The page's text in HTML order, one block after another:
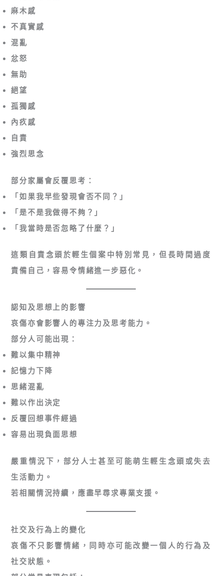
麻木感
不真實感
混亂
忿怒
無助
絕望
孤獨感
內疚感
自責
強烈思念
部分家屬會反覆思考：
「如果我早些發現會否不同？」
「是不是我做得不夠？」
「我當時是否忽略了什麼？」
這類自責念頭於輕生個案中特別常見，但長時間過度
責備自己，容易令情緒進一步惡化。
認知及思想上的影響
哀傷亦會影響人的專注力及思考能力。
部分人可能出現：
難以集中精神
記憶力下降
思緒混亂
難以作出決定
反覆回想事件經過
容易出現負面思想
嚴重情況下，部分人士甚至可能萌生輕生念頭或失去
生活動力。
若相關情況持續，應盡早尋求專業支援。
社交及行為上的變化
哀傷不只影響情緒，同時亦可能改變一個人的行為及
社交狀態。